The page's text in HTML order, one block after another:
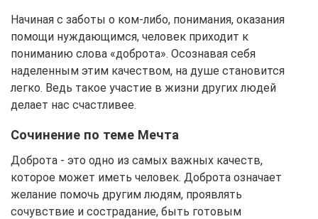
Начиная с заботы о ком-либо, понимания, оказания
помощи нуждающимся, человек приходит к
пониманию слова «доброта». Осознавая себя
наделенным этим качеством, на душе становится
легко. Ведь такое участие в жизни других людей
делает нас счастливее.
Сочинение по теме Мечта
Доброта - это одно из самых важных качеств,
которое может иметь человек. Доброта означает
желание помочь другим людям, проявлять
сочувствие и сострадание, быть готовым